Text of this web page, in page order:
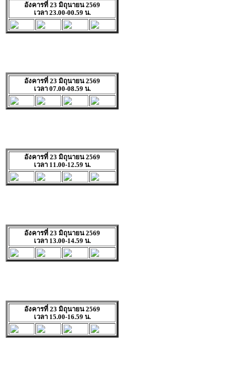
อังคารที่ 23 มิถุนายน 2569
เวลา 23.00-00.59 น.
อังคารที่ 23 มิถุนายน 2569
เวลา 07.00-08.59 น.
อังคารที่ 23 มิถุนายน 2569
เวลา 11.00-12.59 น.
อังคารที่ 23 มิถุนายน 2569
เวลา 13.00-14.59 น.
อังคารที่ 23 มิถุนายน 2569
เวลา 15.00-16.59 น.